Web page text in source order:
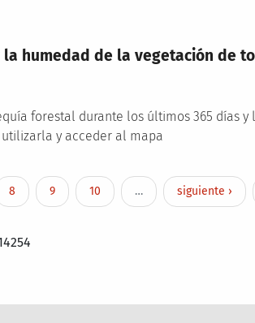
humedad de la vegetación de
forestal durante los últimos 365 días y
y acceder al mapa
Page
8 Page
9 Page
10 … Next page
siguiente ›